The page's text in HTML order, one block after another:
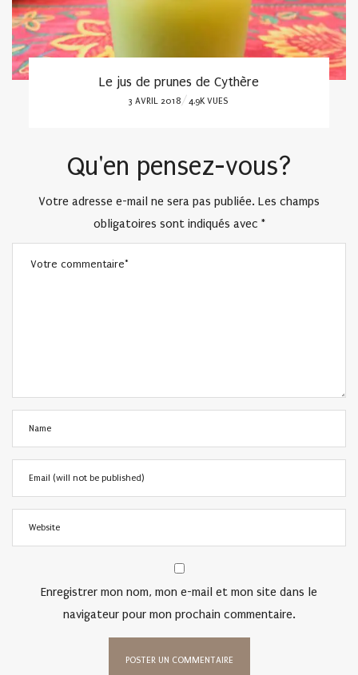
Le jus de prunes de Cythère
POSTED
3 AVRIL 2018 4.9K VUES
Qu'en pensez-vous?
Votre adresse e-mail ne sera pas publiée. Les champs
obligatoires sont indiqués avec *
Enregistrer mon nom, mon e-mail et mon site dans le
navigateur pour mon prochain commentaire.